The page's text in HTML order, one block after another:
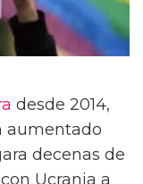
desde 2014,
aumentado
decenas de
Ucrania a